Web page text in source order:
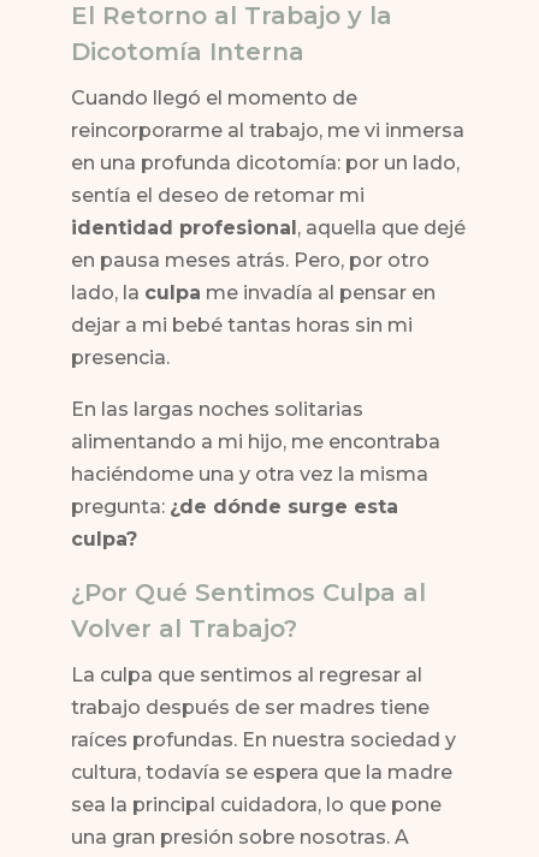
El Retorno al Trabajo y la
Dicotomía Interna
Cuando llegó el momento de
reincorporarme al trabajo, me vi inmersa
en una profunda dicotomía: por un lado,
sentía el deseo de retomar mi
identidad profesional , aquella que dejé
en pausa meses atrás. Pero, por otro
lado, la culpa me invadía al pensar en
dejar a mi bebé tantas horas sin mi
presencia.
En las largas noches solitarias
alimentando a mi hijo, me encontraba
haciéndome una y otra vez la misma
pregunta: ¿de dónde surge esta
culpa?
¿Por Qué Sentimos Culpa al
Volver al Trabajo?
La culpa que sentimos al regresar al
trabajo después de ser madres tiene
raíces profundas. En nuestra sociedad y
cultura, todavía se espera que la madre
sea la principal cuidadora, lo que pone
una gran presión sobre nosotras. A